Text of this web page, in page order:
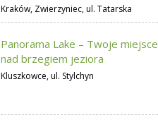
Kraków, Zwierzyniec, ul. Tatarska
Panorama Lake – Twoje miejsce
nad brzegiem jeziora
Kluszkowce, ul. Stylchyn